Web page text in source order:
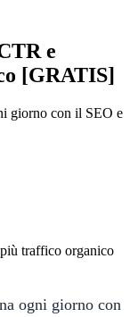
e
[GRATIS]
giorno con il SEO e
ogni giorno con